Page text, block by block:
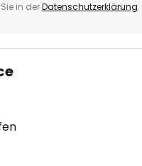
in derDatenschutzerklärung.